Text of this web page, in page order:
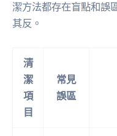
潔方法都存在盲點和誤
其反。
清
潔
項
目
常見
誤區